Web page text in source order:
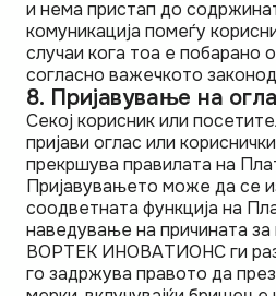
и нема пристап до
комуникација помеѓу
случаи кога тоа е побарано
согласно важечкото
8. Пријавување на
Секој корисник или
пријави оглас или
прекршува правилата на
Пријавувањето може да се
соодветната функција на
наведување на причината за
ВОРТЕК ИНОВАТИОНС ги
го задржува правото да